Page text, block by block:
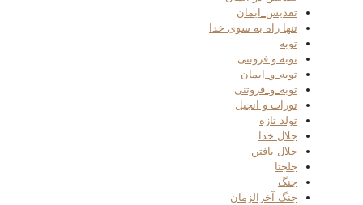
تقدیس_ایمان
تنها راه به سوی خدا
توبه
توبه و فروتنی
توبه_و_ایمان
توبه_و_فروتنی
تورات و انجیل
تولد تازه
جلال خدا
جلال یافتن
جلجتا
جنگ
جنگ آخرالزمان